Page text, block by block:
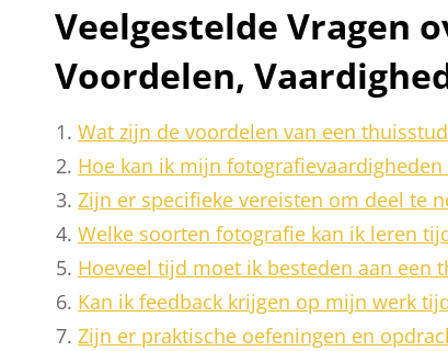
Veelgestelde Vragen
Voordelen,
Wat zijn de voordelen van een
Hoe kan ik mijn
Zijn er specifieke vereisten om deel te
Welke soorten fotografie kan ik leren
Hoeveel tijd moet ik besteden aan een
Kan ik feedback krijgen op mijn werk
Zijn er praktische oefeningen en